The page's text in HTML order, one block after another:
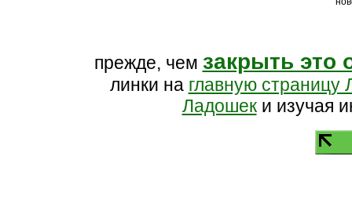
прежде, чем закрыть это
линки на главную страницу
Ладошеки изучая